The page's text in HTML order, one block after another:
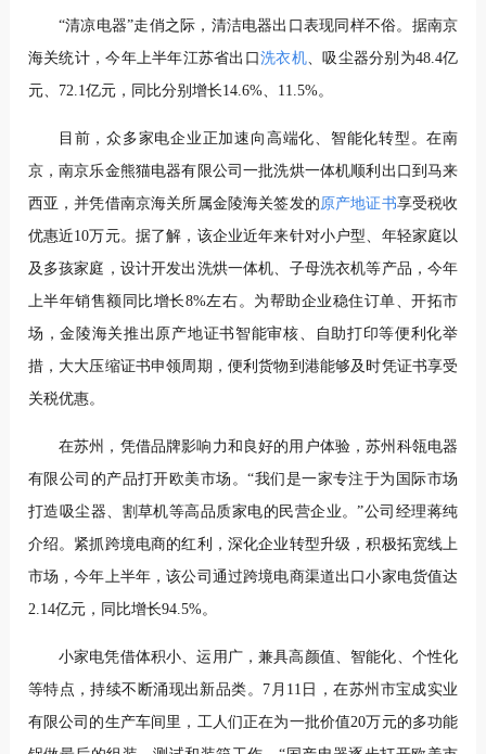
“清凉电器”走俏之际，清洁电器出口表现同样不俗。据南京
海关统计，今年上半年江苏省出口洗衣机、吸尘器分别为48.4亿
元、72.1亿元，同比分别增长14.6%、11.5%。
目前，众多家电企业正加速向高端化、智能化转型。在南
京，南京乐金熊猫电器有限公司一批洗烘一体机顺利出口到马来
西亚，并凭借南京海关所属金陵海关签发的 原产地证书享受税收
优惠近10万元。据了解，该企业近年来针对小户型、年轻家庭以
及多孩家庭，设计开发出洗烘一体机、子母洗衣机等产品，今年
上半年销售额同比增长8%左右。为帮助企业稳住订单、开拓市
场，金陵海关推出原产地证书智能审核、自助打印等便利化举
措，大大压缩证书申领周期，便利货物到港能够及时凭证书享受
关税优惠。
在苏州，凭借品牌影响力和良好的用户体验，苏州科瓴电器
有限公司的产品打开欧美市场。“我们是一家专注于为国际市场
打造吸尘器、割草机等高品质家电的民营企业。”公司经理蒋纯
介绍。紧抓跨境电商的红利，深化企业转型升级，积极拓宽线上
市场，今年上半年，该公司通过跨境电商渠道出口小家电货值达
2.14亿元，同比增长94.5%。
小家电凭借体积小、运用广，兼具高颜值、智能化、个性化
等特点，持续不断涌现出新品类。7月11日，在苏州市宝成实业
有限公司的生产车间里，工人们正在为一批价值20万元的多功能